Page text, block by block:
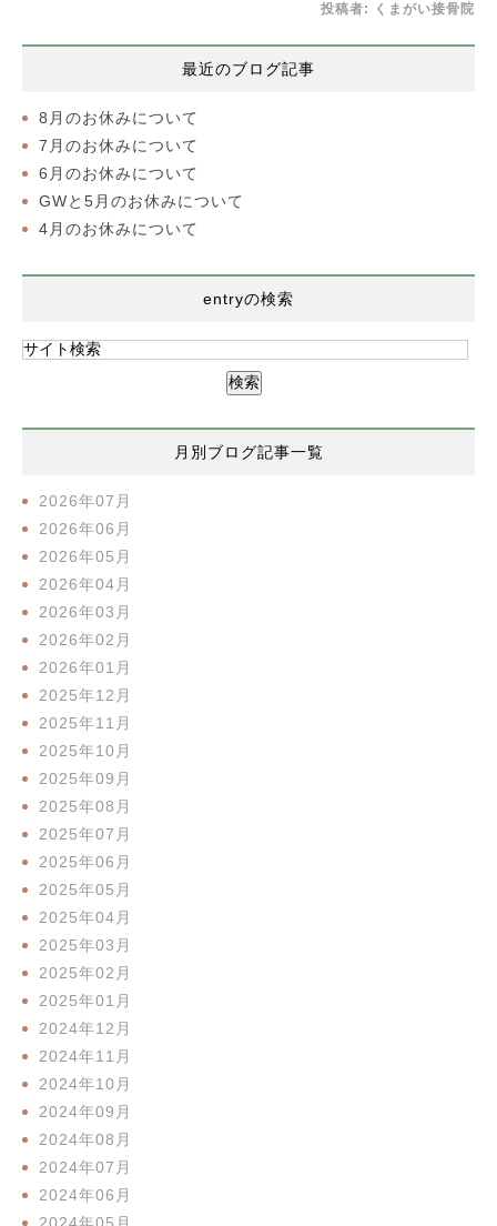
投稿者: くまがい接骨院
最近のブログ記事
8月のお休みについて
7月のお休みについて
6月のお休みについて
GWと5月のお休みについて
4月のお休みについて
entryの検索
月別ブログ記事一覧
2026年07月
2026年06月
2026年05月
2026年04月
2026年03月
2026年02月
2026年01月
2025年12月
2025年11月
2025年10月
2025年09月
2025年08月
2025年07月
2025年06月
2025年05月
2025年04月
2025年03月
2025年02月
2025年01月
2024年12月
2024年11月
2024年10月
2024年09月
2024年08月
2024年07月
2024年06月
2024年05月